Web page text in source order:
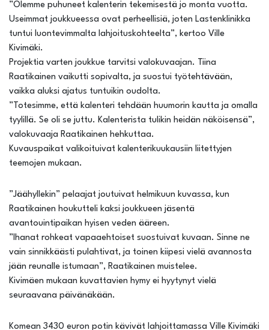
”Olemme puhuneet kalenterin tekemisestä jo monta vuotta.
Useimmat joukkueessa ovat perheellisiä, joten Lastenklinikka
tuntui luontevimmalta lahjoituskohteelta”, kertoo Ville
Kivimäki.
Projektia varten joukkue tarvitsi valokuvaajan. Tiina
Raatikainen vaikutti sopivalta, ja suostui työtehtävään,
vaikka aluksi ajatus tuntuikin oudolta.
”Totesimme, että kalenteri tehdään huumorin kautta ja omalla
tyylillä. Se oli se juttu. Kalenterista tulikin heidän näköisensä”,
valokuvaaja Raatikainen hehkuttaa.
Kuvauspaikat valikoituivat kalenterikuukausiin liitettyjen
teemojen mukaan.
”Jäähyllekin” pelaajat joutuivat helmikuun kuvassa, kun
Raatikainen houkutteli kaksi joukkueen jäsentä
avantouintipaikan hyisen veden ääreen.
”Ihanat rohkeat vapaaehtoiset suostuivat kuvaan. Sinne ne
vain sinnikkäästi pulahtivat, ja toinen kiipesi vielä avannosta
jään reunalle istumaan”, Raatikainen muistelee.
Kivimäen mukaan kuvattavien hymy ei hyytynyt vielä
seuraavana päivänäkään.
Komean 3430 euron potin kävivät lahjoittamassa Ville Kivimäki